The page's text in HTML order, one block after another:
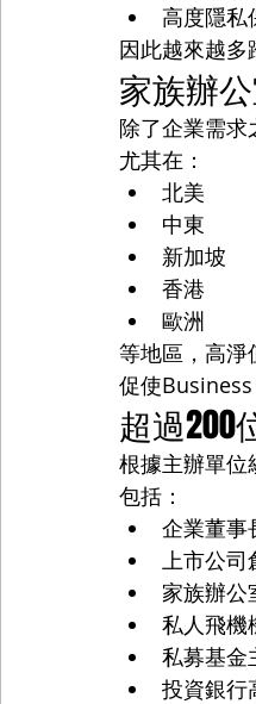
高度隱私
因此越來越
家族辦
除了企業需
尤其在：
北美
中東
新加坡
香港
歐洲
等地區，高淨
促使Business
超過200
根據主辦單位
包括：
企業董事
上市公司
家族辦公
私人飛機
私募基金
投資銀行